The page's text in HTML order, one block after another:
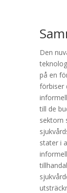
Den
på en
förbiser
till de
sektorn
stater i